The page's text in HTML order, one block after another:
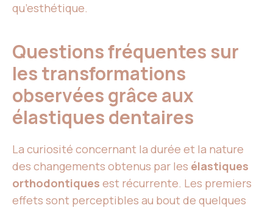
qu’esthétique.
Questions fréquentes sur
les transformations
observées grâce aux
élastiques dentaires
La curiosité concernant la durée et la nature
des changements obtenus par les élastiques
orthodontiques est récurrente. Les premiers
effets sont perceptibles au bout de quelques